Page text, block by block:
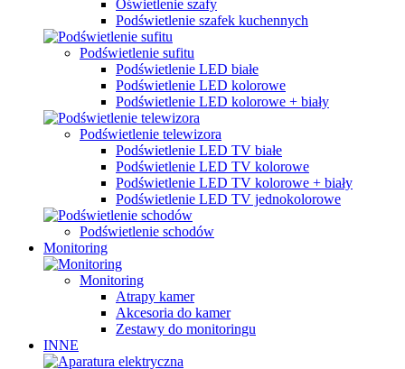
Oświetlenie szafy
Podświetlenie szafek kuchennych
Podświetlenie sufitu
Podświetlenie LED białe
Podświetlenie LED kolorowe
Podświetlenie LED kolorowe + biały
Podświetlenie telewizora
Podświetlenie LED TV białe
Podświetlenie LED TV kolorowe
Podświetlenie LED TV kolorowe + biały
Podświetlenie LED TV jednokolorowe
Podświetlenie schodów
Monitoring
Monitoring
Atrapy kamer
Akcesoria do kamer
Zestawy do monitoringu
INNE